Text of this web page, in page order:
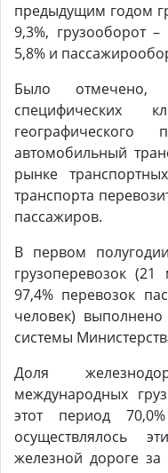
предыдущим годом
9,3%, грузооборот
5,8% и
Было
специфических
автомобильный
рынке
транспорта
пассажиров.
В первом
грузоперевозок
97,4% перевозок
человек)
системы
Доля
международных
этот период
осуществлялось
железной дороге за